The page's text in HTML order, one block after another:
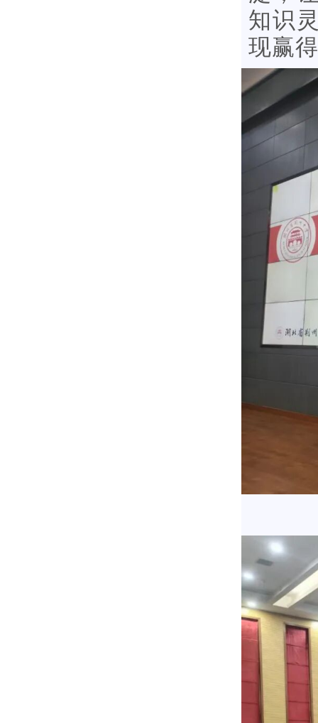
知识
现赢